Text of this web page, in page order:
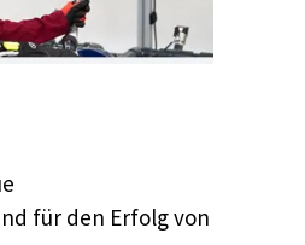
für den Erfolg von